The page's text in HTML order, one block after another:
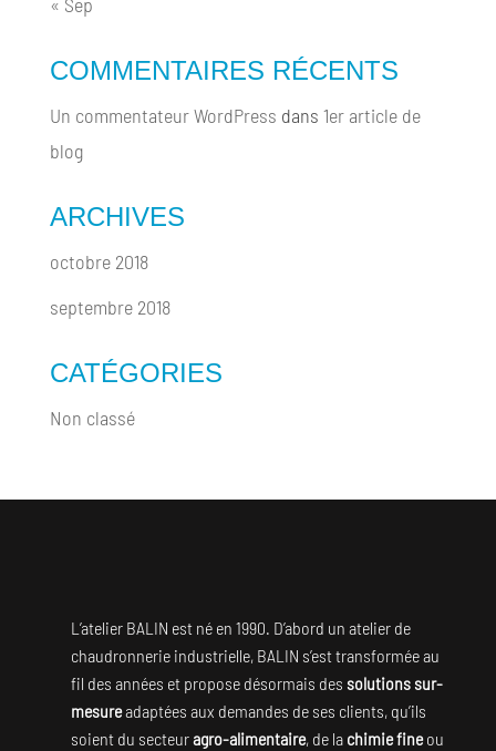
« Sep
COMMENTAIRES RÉCENTS
Un commentateur WordPress dans 1er article de
blog
ARCHIVES
octobre 2018
septembre 2018
CATÉGORIES
Non classé
L’atelier BALIN est né en 1990. D’abord un atelier de
chaudronnerie industrielle, BALIN s’est transformée au
fil des années et propose désormais des solutions sur-
mesureadaptées aux demandes de ses clients, qu’ils
soient du secteuragro-alimentaire, de la chimie fineou